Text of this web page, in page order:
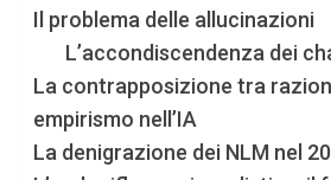
Il problema delle allucinazioni
L’accondiscendenza dei
La contrapposizione tra
empirismo nell’IA
La denigrazione dei NLM nel